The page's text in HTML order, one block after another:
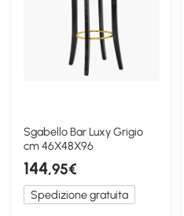
Sgabello Bar Luxy Grigio
cm 46X48X96
144,95€
Spedizione gratuita